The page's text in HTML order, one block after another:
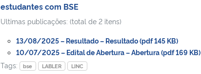
estudantes com BSE
Ultimas publicações: (total de 2 itens)
13/08/2025 – Resultado – Resultado (pdf 145 KB)
10/07/2025 – Edital de Abertura – Abertura (pdf 169 KB)
Tags:
bse LABLER LINC